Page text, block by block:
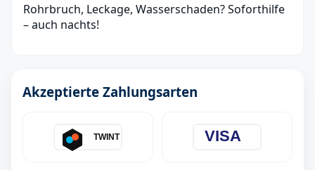
Rohrbruch, Leckage, Wasserschaden? Soforthilfe
– auch nachts!
Akzeptierte Zahlungsarten
TWINT VISA